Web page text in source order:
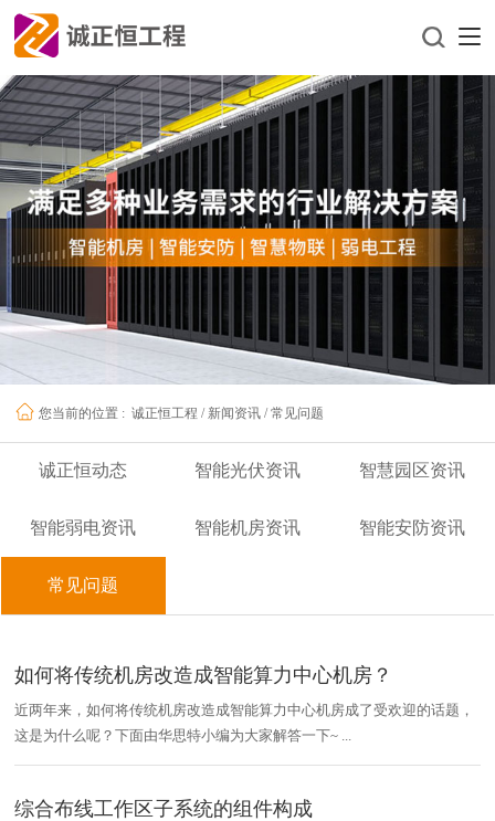
您当前的位置 : 诚正恒工程 / 新闻资讯 / 常见问题
诚正恒动态 智能光伏资讯 智慧园区资讯
智能弱电资讯 智能机房资讯 智能安防资讯
常见问题
如何将传统机房改造成智能算力中心机房？
近两年来，如何将传统机房改造成智能算力中心机房成了受欢迎的话题，
这是为什么呢？下面由华思特小编为大家解答一下~ ...
综合布线工作区子系统的组件构成